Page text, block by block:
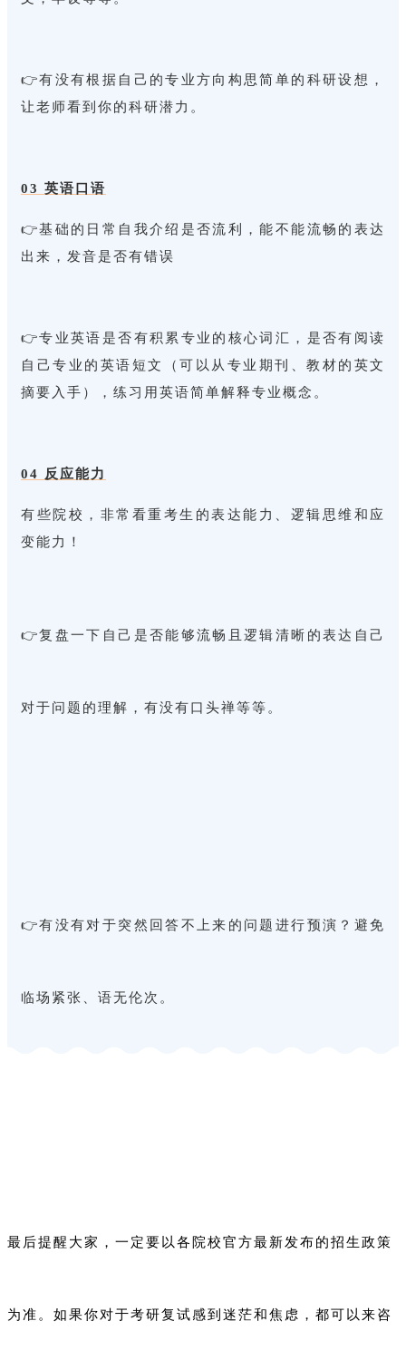
👉有没有根据自己的专业方向构思简单的科研设想，
让老师看到你的科研潜力。
03 英语口语
👉基础的日常自我介绍是否流利，能不能流畅的表达
出来，发音是否有错误
👉专业英语是否有积累专业的核心词汇，是否有阅读
自己专业的英语短文（可以从专业期刊、教材的英文
摘要入手），练习用英语简单解释专业概念。
04 反应能力
有些院校，非常看重考生的表达能力、逻辑思维和应
变能力！
👉复盘一下自己是否能够流畅且逻辑清晰的表达自己
对于问题的理解， 有没有口头禅等等。
👉有没有对于突然回答不上来的问题进行预演？避免
临场紧张、语无伦次。
最后提醒大家，一定要以各院校官方最新发布的招生政策
为准。如果你对于考研复试感到迷茫和焦虑，都可以来咨